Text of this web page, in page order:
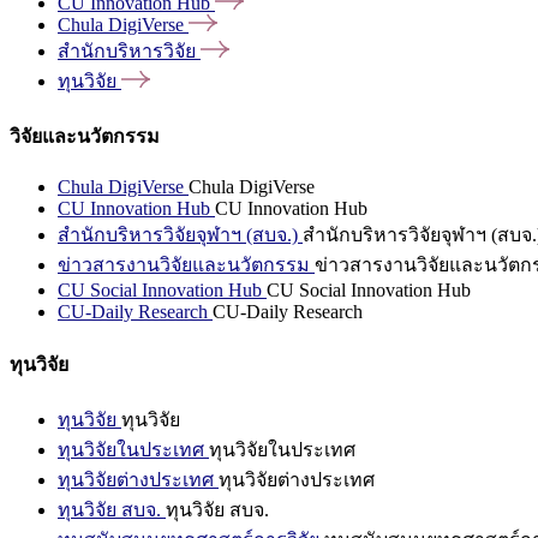
Chula DigiVerse
สำนักบริหารวิจัย
ทุนวิจัย
วิจัยและนวัตกรรม
Chula DigiVerse Chula DigiVerse
CU Innovation Hub CU Innovation Hub
สำนักบริหารวิจัยจุฬาฯ (สบจ.) สำนักบริหารวิจัยจุฬาฯ (สบจ
ข่าวสารงานวิจัยและนวัตกรรม ข่าวสารงานวิจัยและนวัตก
CU Social Innovation Hub CU Social Innovation Hub
CU-Daily Research CU-Daily Research
ทุนวิจัย
ทุนวิจัย ทุนวิจัย
ทุนวิจัยในประเทศ ทุนวิจัยในประเทศ
ทุนวิจัยต่างประเทศ ทุนวิจัยต่างประเทศ
ทุนวิจัย สบจ. ทุนวิจัย สบจ.